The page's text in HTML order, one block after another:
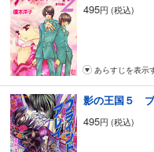
495円 (税込)
あらすじを表示
影の王国５
495円 (税込)